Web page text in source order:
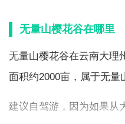
无量山樱花谷在哪里
无量山樱花谷在云南大理
面积约2000亩，属于无量
建议自驾游，因为如果从